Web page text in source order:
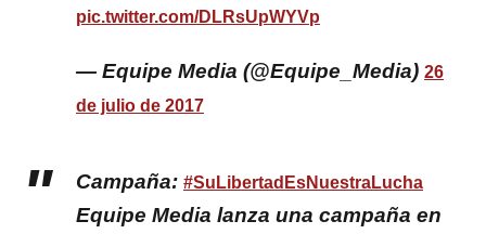
pic.twitter.com/DLRsUpWYVp
— Equipe Media (@Equipe_Media) 26
de julio de 2017
Campaña: #SuLibertadEsNuestraLucha
Equipe Media lanza una campaña en